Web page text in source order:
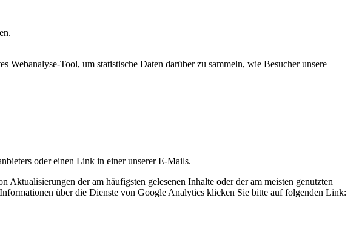
Tool, um statistische Daten darüber zu sammeln, wie Besucher unsere
oder einen Link in einer unserer E-Mails.
der am häufigsten gelesenen Inhalte oder der am meisten genutzten
über die Dienste von Google Analytics klicken Sie bitte auf folgenden Link: